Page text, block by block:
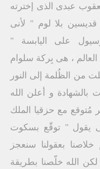
عبدى الذى إخترته
قديسين بلا لوم " لأنى
على اليابسة "
، هى بِركة سلوام
من الظُلمة إلى النور
و أعلن الله
مع حزقيا الملك
يقول " توقّع بسكوت
بعقولنا سنعجز
لكن الله خلّصنا بطريقة